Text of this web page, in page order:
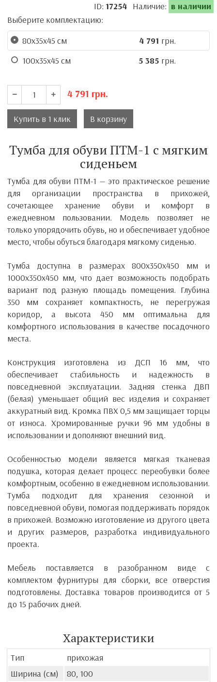
ID: 17254Наличие: в наличии
Выберите комплектацию:
80х35х45 см
4 791 грн.
100х35х45 см
5 385 грн.
4 791 грн.
Купить в 1 клик В корзину
Тумба для обуви ПТМ-1 с мягким
сиденьем
Тумба для обуви ПТМ-1 — это практическое решение
для организации пространства в прихожей,
сочетающее хранение обуви и комфорт в
ежедневном пользовании. Модель позволяет не
только упорядочить обувь, но и обеспечивает удобное
место, чтобы обуться благодаря мягкому сиденью.
Тумба доступна в размерах 800x350x450 мм и
1000x350x450 мм, что дает возможность подобрать
вариант под разную площадь помещения. Глубина
350 мм сохраняет компактность, не перегружая
коридор, а высота 450 мм оптимальна для
комфортного использования в качестве посадочного
места.
Конструкция изготовлена ​​из ДСП 16 мм, что
обеспечивает стабильность и надежность в
повседневной эксплуатации. Задняя стенка ДВП
(белая) уменьшает общий вес изделия и сохраняет
аккуратный вид. Кромка ПВХ 0,5 мм защищает торцы
от износа. Хромированные ручки 96 мм удобны в
использовании и дополняют внешний вид.
Особенностью модели является мягкая тканевая
подушка, которая делает процесс переобувки более
комфортным, особенно в ежедневном использовании.
Тумба подходит для хранения сезонной и
повседневной обуви, помогая поддерживать порядок
в прихожей. Возможно изготовление из другого цвета
и других размеров, разработка индивидуального
проекта.
Мебель поставляется в разобранном виде с
комплектом фурнитуры для сборки, все отверстия
подготовлены. Доставка товаров производится от 5
до 15 рабочих дней.
Характеристики
Тип
прихожая
Ширина (см)
80, 100